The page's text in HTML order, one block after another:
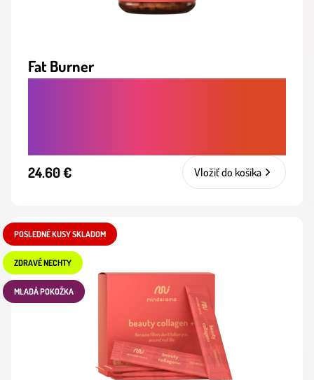
Fat Burner
24.60 € Vložiť do košíka
POSLEDNÉ KUSY SKLADOM
ZDRAVÉ NECHTY
MLADÁ POKOŽKA